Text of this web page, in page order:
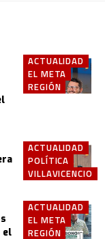
ACTUALIDAD
EL META
REGIÓN
ACTUALIDAD
POLÍTICA
VILLAVICENCIO
ACTUALIDAD
EL META
REGIÓN
el